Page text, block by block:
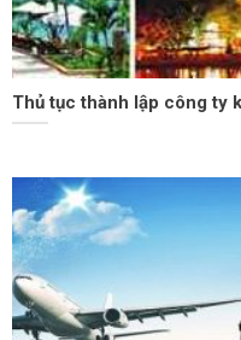
Thủ tục thành lập công ty